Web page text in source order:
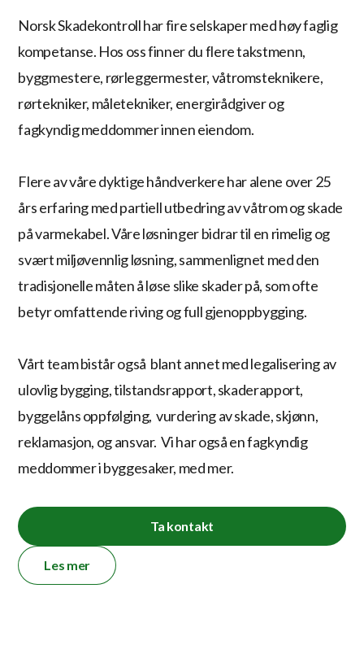
Norsk Skadekontroll har fire selskaper med høy faglig
kompetanse. Hos oss finner du flere takstmenn,
byggmestere, rørleggermester, våtromsteknikere,
rørtekniker, måletekniker, energirådgiver og
fagkyndig meddommer innen eiendom.
Flere av våre dyktige håndverkere har alene over 25
års erfaring med partiell utbedring av våtrom og skade
på varmekabel. Våre løsninger bidrar til en rimelig og
svært miljøvennlig løsning, sammenlignet med den
tradisjonelle måten å løse slike skader på, som ofte
betyr omfattende riving og full gjenoppbygging.
Vårt team bistår også blant annet med legalisering av
ulovlig bygging, tilstandsrapport, skaderapport,
byggelåns oppfølging, vurdering av skade, skjønn,
reklamasjon, og ansvar. Vi har også en fagkyndig
meddommer i byggesaker, med mer.
Ta kontakt
Les mer